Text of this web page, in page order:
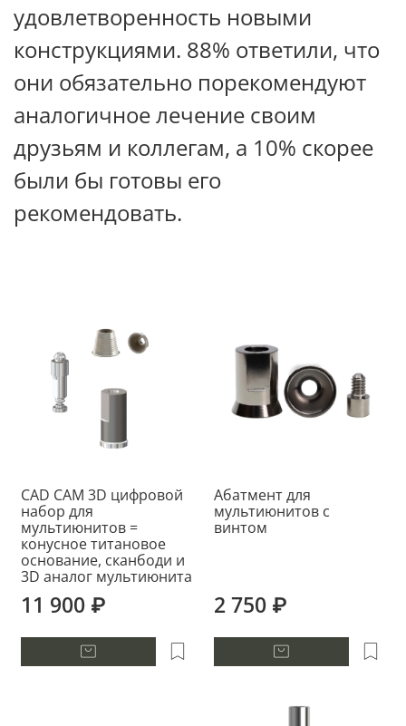
удовлетворенность новыми
конструкциями. 88% ответили, что
они обязательно порекомендуют
аналогичное лечение своим
друзьям и коллегам, а 10% скорее
были бы готовы его
рекомендовать.
CAD CAM 3D цифровой
набор для
мультиюнитов =
конусное титановое
основание, сканбоди и
3D аналог мультиюнита
11 900 ₽
Абатмент для
мультиюнитов с
винтом
2 750 ₽